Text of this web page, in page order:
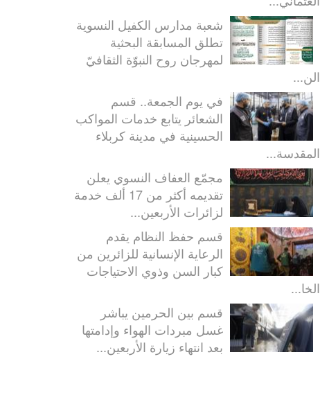
شعبة مدارس الكفيل النسوية
تطلق المسابقة البحثية
لمهرجان روح النبوّة الثقافيّ
الن...
في يوم الجمعة.. قسم
الشعائر يتابع خدمات المواكب
الحسينية في مدينة كربلاء
المقدسة...
مجمّع العفاف النسوي يعلن
تقديمه أكثر من 17 ألف خدمة
لزائرات الأربعين...
قسم حفظ النظام يقدم
الرعاية الإنسانية للزائرين من
كبار السن وذوي الاحتياجات
الخا...
قسم بين الحرمين يباشر
غسل مبردات الهواء وإدامتها
بعد انتهاء زيارة الأربعين...